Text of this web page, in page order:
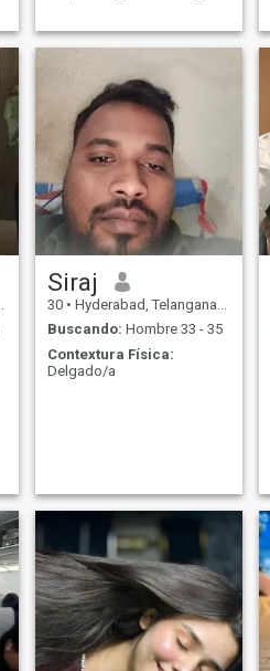
spending time with family. I
have a modern outlook
Siraj
30 • Hyderabad, Telangana, India
Buscando: Hombre 33 - 35
Contextura Física:
Delgado/a